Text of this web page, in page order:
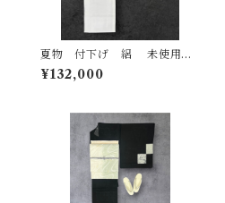
夏物 付下げ 絽 未使用
品 月白色の地に型染めの唐
花文様 作家物 しつけ糸
¥132,000